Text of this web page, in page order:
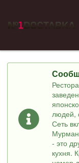
людей,
Сеть
- это
кухня.